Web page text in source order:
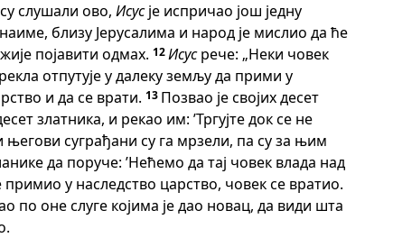
слушали ово, Исусје испричао још једну
близу Јерусалима и народ је мислио да ће
појавити одмах. 12Исусрече: „Неки човек
отпутује у далеку земљу да прими у
и да се врати. 13 Позвао је својих десет
златника, и рекао им: ’Тргујте док се не
његови суграђани су га мрзели, па су за њим
да поруче: ’Нећемо да тај човек влада над
примио у наследство царство, човек се вратио.
по оне слуге којима је дао новац, да види шта